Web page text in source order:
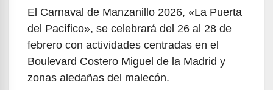
El Carnaval de Manzanillo 2026, «La Puerta
del Pacífico», se celebrará del 26 al 28 de
febrero con actividades centradas en el
Boulevard Costero Miguel de la Madrid y
zonas aledañas del malecón.